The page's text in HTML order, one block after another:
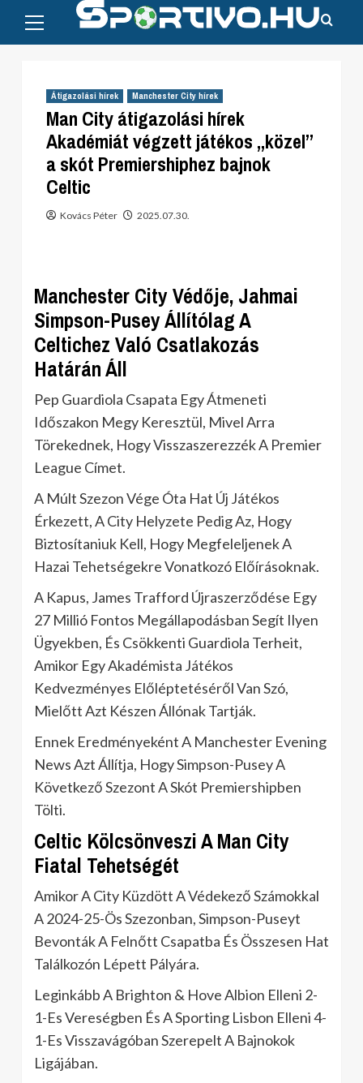
content
Menu
Átigazolási hírek Manchester City hírek
Man City átigazolási hírek
Akadémiát végzett játékos „közel”
a skót Premiershiphez bajnok
Celtic
Kovács Péter 2025.07.30.
Manchester City Védője, Jahmai
Simpson-Pusey Állítólag A
Celtichez Való Csatlakozás
Határán Áll
Pep Guardiola Csapata Egy Átmeneti
Időszakon Megy Keresztül, Mivel Arra
Törekednek, Hogy Visszaszerezzék A Premier
League Címet.
A Múlt Szezon Vége Óta Hat Új Játékos
Érkezett, A City Helyzete Pedig Az, Hogy
Biztosítaniuk Kell, Hogy Megfeleljenek A
Hazai Tehetségekre Vonatkozó Előírásoknak.
A Kapus, James Trafford Újraszerződése Egy
27 Millió Fontos Megállapodásban Segít Ilyen
Ügyekben, És Csökkenti Guardiola Terheit,
Amikor Egy Akadémista Játékos
Kedvezményes Előléptetéséről Van Szó,
Mielőtt Azt Készen Állónak Tartják.
Ennek Eredményeként A Manchester Evening
News Azt Állítja, Hogy Simpson-Pusey A
Következő Szezont A Skót Premiershipben
Tölti.
Celtic Kölcsönveszi A Man City
Fiatal Tehetségét
Amikor A City Küzdött A Védekező Számokkal
A 2024-25-Ös Szezonban, Simpson-Puseyt
Bevonták A Felnőtt Csapatba És Összesen Hat
Találkozón Lépett Pályára.
Leginkább A Brighton & Hove Albion Elleni 2-
1-Es Vereségben És A Sporting Lisbon Elleni 4-
1-Es Visszavágóban Szerepelt A Bajnokok
Ligájában.